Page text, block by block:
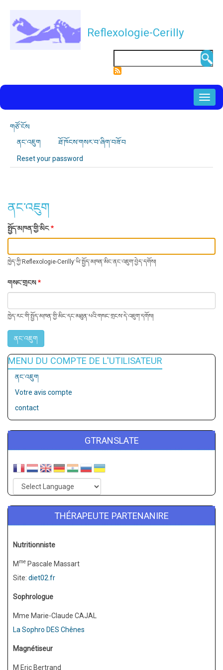
སྐྱོད་
པ
Reflexologie-Cerilly
NAVIGATION
ཕྱོགས་
སྟོན་
ལམ་
ཐིག
གཙོ་ངོས
རྩ་
བའི་
ནང་འཇུག
བཞིན་
པའི་
ཐོ་ཁོངས་གསར་བ་ཞིག་བཟོ་བ
Reset your password
ནང་འཇུག
སྤྱོད་མཁན་གྱི་མིང
ཁྱེད་ཀྱི་Reflexologie-Cerilly་ཡི་སྤྱོད་མཁན་མིང་ནང་འཇུག་བྱེད་དགོས།
གསང་གྲངས
ཁྱེད་རང་གི་སྤྱོད་མཁན་གྱི་མིང་དང་མཐུན་པའི་གསང་གྲངས་དེ་འཇུག་དགོས།
MENU DU COMPTE DE L'UTILISATEUR
ནང་འཇུག
Votre avis compte
contact
GTRANSLATE
THÉRAPEUTE PARTENANIRE
Nutritionniste
Mme Pascale Massart
Site: diet02.fr
Sophrologue
Mme Marie-Claude CAJAL
La Sophro DES Chênes
Magnétiseur
M Eric Bertrand